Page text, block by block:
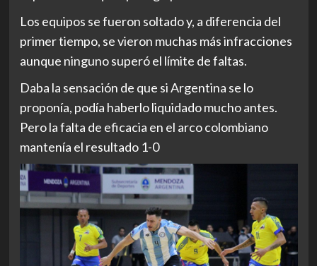
Los equipos se fueron soltado y, a diferencia del
primer tiempo, se vieron muchas más infracciones
aunque ninguno superó el límite de faltas.
Daba la sensación de que si Argentina se lo
proponía, podía haberlo liquidado mucho antes.
Pero la falta de eficacia en el arco colombiano
mantenía el resultado 1-0